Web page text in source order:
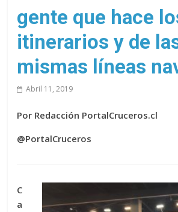
gente que hace
itinerarios y de
mismas líneas
Abril 11, 2019
Por Redacción PortalCruceros.cl
@PortalCruceros
C
a